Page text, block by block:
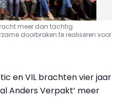
meer dan tachtig
doorbraken te realiseren voor
en VIL brachten vier jaar
Anders Verpakt’ meer